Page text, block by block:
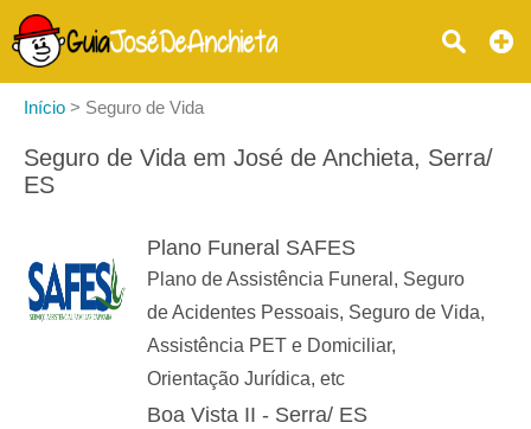
Início > Seguro de Vida
Seguro de Vida em José de Anchieta, Serra/
ES
Plano Funeral SAFES
Plano de Assistência Funeral, Seguro
de Acidentes Pessoais, Seguro de Vida,
Assistência PET e Domiciliar,
Orientação Jurídica, etc
Boa Vista II - Serra/ ES